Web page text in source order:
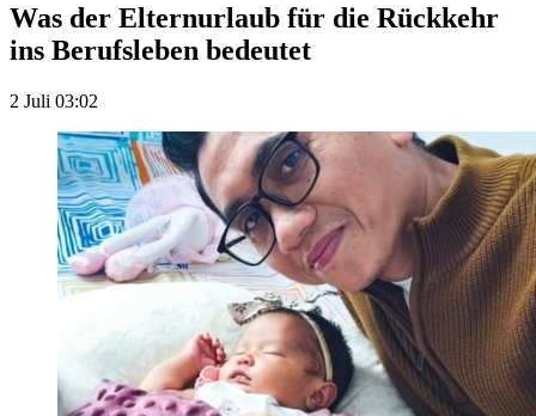
Was der Elternurlaub für die Rückkehr
ins Berufsleben bedeutet
2 Juli 03:02